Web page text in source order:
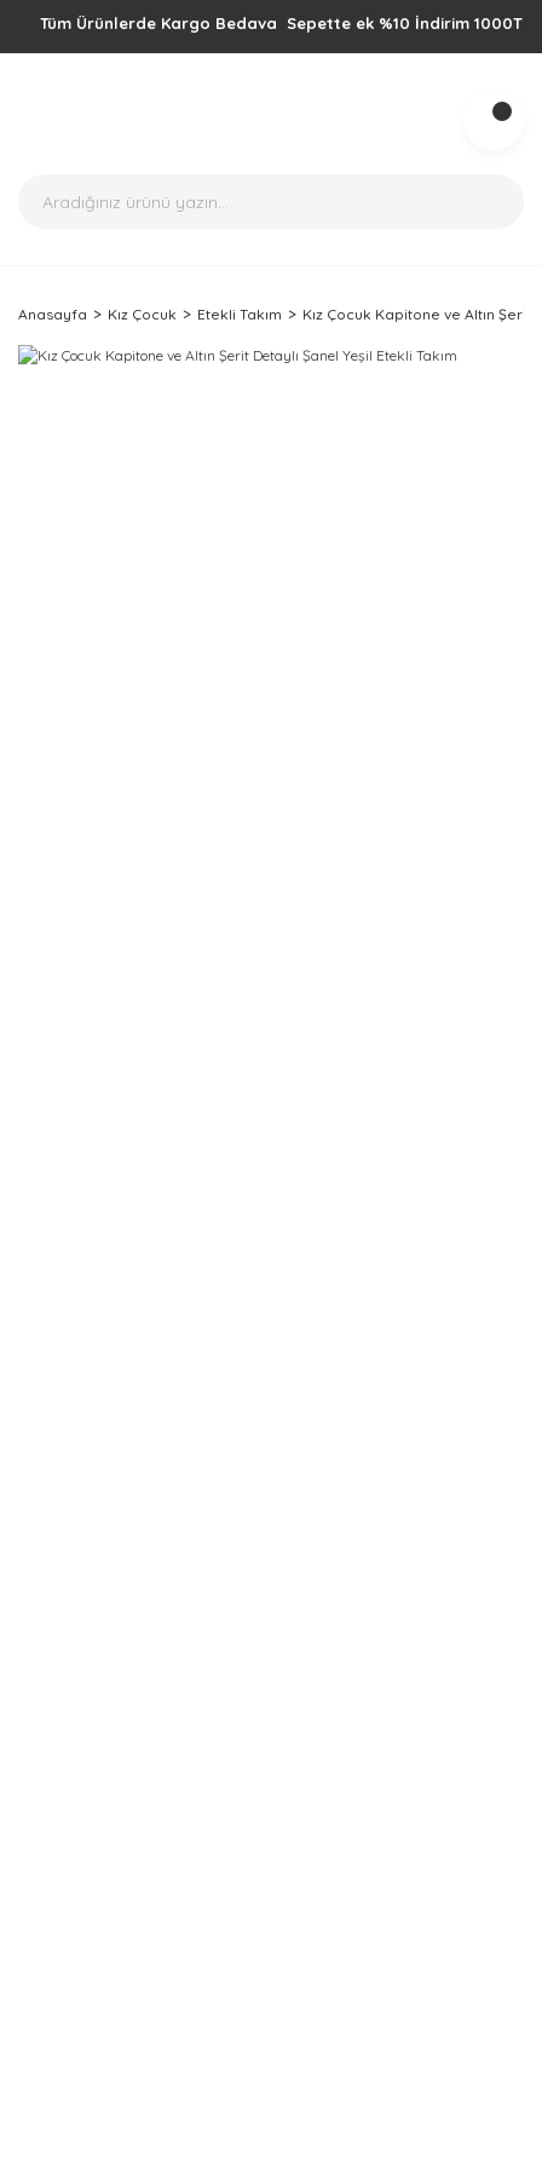
Tüm Ürünlerde Kargo Bedava Sepette ek %10 İndirim 1000TL
Anasayfa Kız Çocuk Etekli Takım Kız Çocuk Kapitone ve Altın Şerit